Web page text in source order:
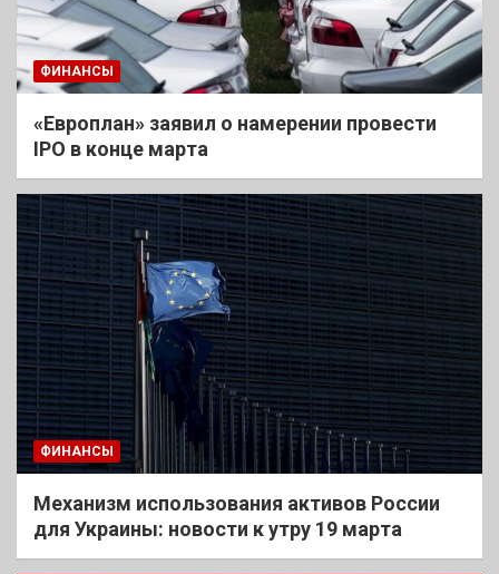
ФИНАНСЫ
«Европлан» заявил о намерении провести
IPO в конце марта
ФИНАНСЫ
Механизм использования активов России
для Украины: новости к утру 19 марта